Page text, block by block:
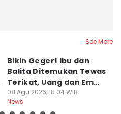
See More
Bikin Geger! Ibu dan
Balita Ditemukan Tewas
Terikat, Uang dan Emas
Hilang
08 Agu 2026, 18:04 WIB
News